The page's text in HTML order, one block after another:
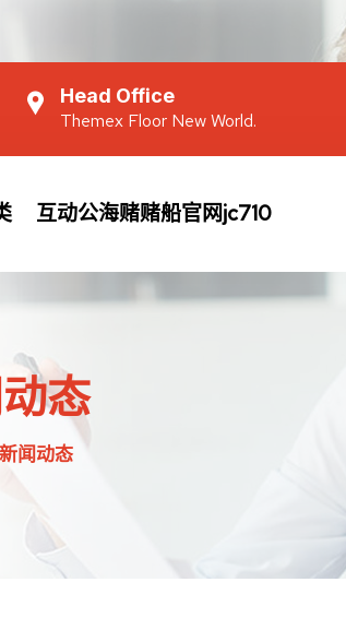
Head Office
Themex Floor New World.
互动公海赌赌船官网jc710
态
新闻动态